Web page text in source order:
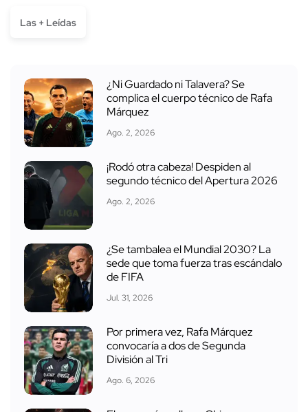
Las + Leídas
¿Ni Guardado ni Talavera? Se
complica el cuerpo técnico de Rafa
Márquez
Ago. 2, 2026
¡Rodó otra cabeza! Despiden al
segundo técnico del Apertura 2026
Ago. 2, 2026
¿Se tambalea el Mundial 2030? La
sede que toma fuerza tras escándalo
de FIFA
Jul. 31, 2026
Por primera vez, Rafa Márquez
convocaría a dos de Segunda
División al Tri
Ago. 6, 2026